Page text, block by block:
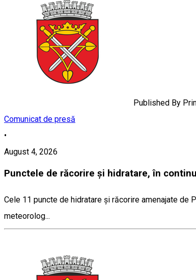
Published By
Comunicat de presă
•
August 4, 2026
Punctele de răcorire și hidratare, în
Cele 11 puncte de hidratare și răcorire amenajate de
meteorolog...